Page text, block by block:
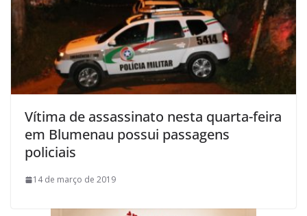
Vítima de assassinato nesta quarta-feira
em Blumenau possui passagens
policiais
14 de março de 2019